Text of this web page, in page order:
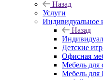
Назад
Услуги
Индивидуальное
Назад
Детские
Офисная
Мебель для
Мебель для